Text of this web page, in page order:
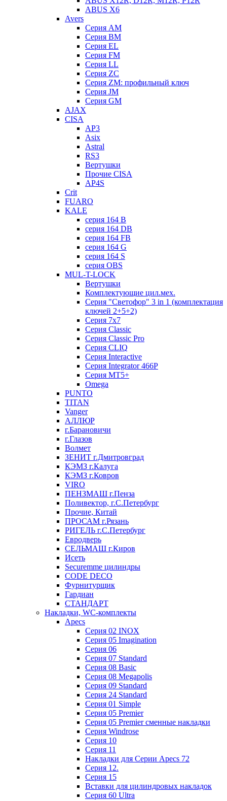
ABUS X6
Avers
Серия AM
Серия BM
Серия EL
Серия FM
Серия LL
Серия ZC
Серия ZM: профильный ключ
Серия JM
Серия GM
AJAX
CISA
AP3
Asix
Astral
RS3
Вертушки
Прочие CISA
AP4S
Crit
FUARO
KALE
серия 164 B
серия 164 DB
серия 164 FB
серия 164 G
серия 164 S
серия OBS
MUL-T-LOCK
Вертушки
Комплектующие цил.мех.
Серия "Светофор" 3 in 1 (комплектация
ключей 2+5+2)
Серия 7х7
Серия Classic
Серия Classic Pro
Серия CLIQ
Серия Interactive
Серия Integrator 466P
Серия MT5+
Omega
PUNTO
TITAN
Vanger
АЛЛЮР
г.Барановичи
г.Глазов
Волмет
ЗЕНИТ г.Дмитровград
КЭМЗ г.Калуга
КЭМЗ г.Ковров
VIRO
ПЕНЗМАШ г.Пенза
Поливектор, г.С.Петербург
Прочие, Китай
ПРОСАМ г.Рязань
РИГЕЛЬ г.С.Петербург
Евродверь
СЕЛЬМАШ г.Киров
Исеть
Securemme цилиндры
CODE DECO
Фурнитурщик
Гардиан
СТАНДАРТ
Накладки, WC-комплекты
Apecs
Cерия 02 INOX
Cерия 05 Imagination
Cерия 06
Cерия 07 Standard
Cерия 08 Basic
Cерия 08 Megapolis
Cерия 09 Standard
Cерия 24 Standard
Серия 01 Simple
Серия 05 Premier
Серия 05 Premier сменные накладки
Cерия Windrose
Серия 10
Серия 11
Накладки для Серии Apecs 72
Серия 12.
Серия 15
Вставки для цилиндровых накладок
Серия 60 Ultra